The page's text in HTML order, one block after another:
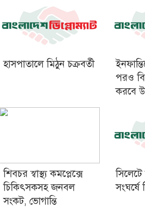
হাসপাতালে মিঠুন চক্রবর্তী
পরও
করবে
শিবচর স্বাস্থ্য কমপ্লেক্সে
চিকিৎসকসহ জনবল
সংকট, ভোগান্তি